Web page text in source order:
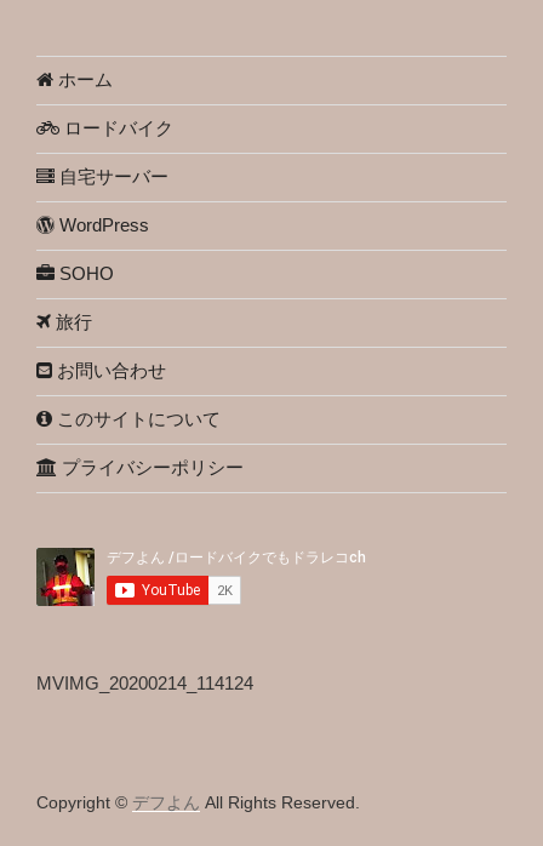
ホーム
ロードバイク
自宅サーバー
WordPress
SOHO
旅行
お問い合わせ
このサイトについて
プライバシーポリシー
MVIMG_20200214_114124
Copyright © デフよん All Rights Reserved.